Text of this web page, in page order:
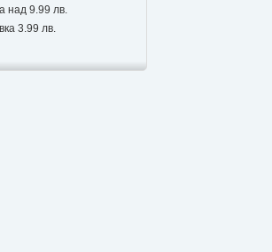
над 9.99 лв.
3.99 лв.